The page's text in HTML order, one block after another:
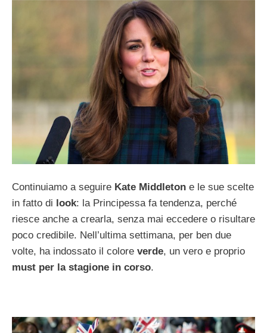
Continuiamo a seguire Kate Middleton e le sue scelte
in fatto di look: la Principessa fa tendenza, perché
riesce anche a crearla, senza mai eccedere o risultare
poco credibile. Nell’ultima settimana, per ben due
volte, ha indossato il colore verde, un vero e proprio
must per la stagione in corso.